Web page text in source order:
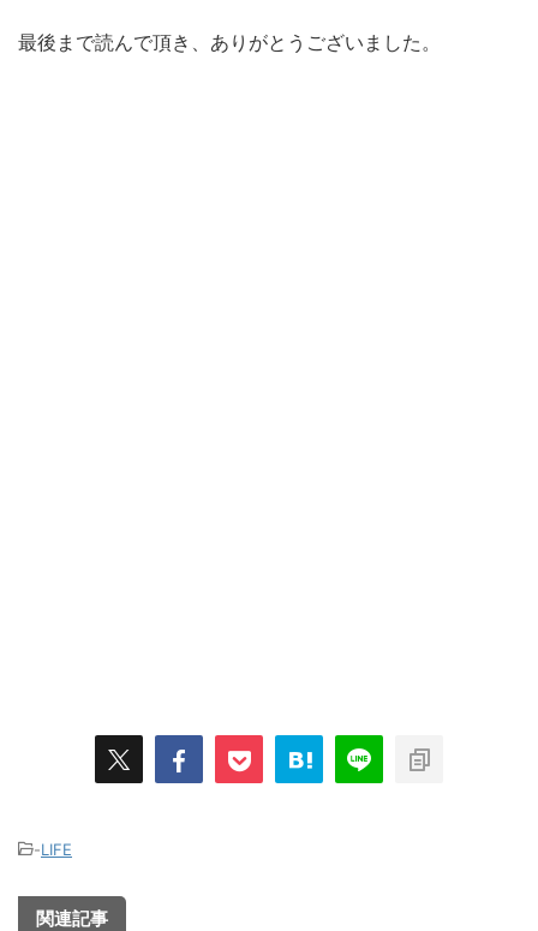
最後まで読んで頂き、ありがとうございました。
-LIFE
関連記事